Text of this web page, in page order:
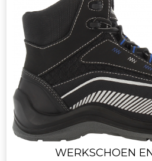
WERKSCHOEN